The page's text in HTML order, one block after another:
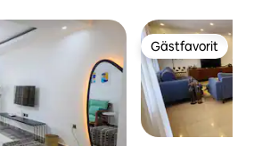
Gästfavorit
Gästfavorit